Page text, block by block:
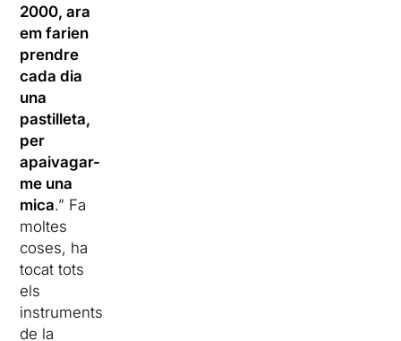
2000, ara
em farien
prendre
cada dia
una
pastilleta,
per
apaivagar-
me una
mica.” Fa
moltes
coses, ha
tocat tots
els
instruments
de la